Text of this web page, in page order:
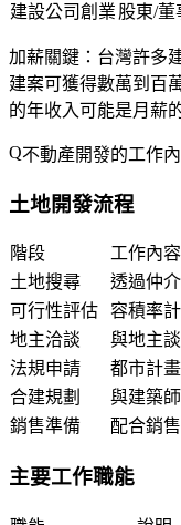
建設公司創業 股東/董
加薪關鍵 ：台灣許多
建案可獲得數萬到百
的年收入可能是月薪
不動產開發的工作
土地開發流程
階段
工作內容
土地搜尋
透過仲
可行性評估
容積率
地主洽談
與地主
法規申請
都市計
合建規劃
與建築
銷售準備
配合銷
主要工作職能